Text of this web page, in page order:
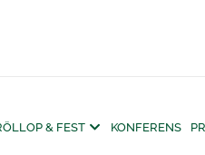
& FEST KONFERENS